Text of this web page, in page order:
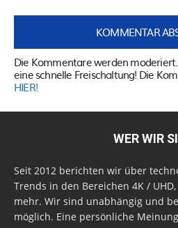
Die Kommentare werden
eine schnelle Freischaltung! Die
HIER!
WER WIR
Seit 2012 berichten wir über
Trends in den Bereichen 4K /
mehr. Wir sind unabhängig und
möglich. Eine persönliche